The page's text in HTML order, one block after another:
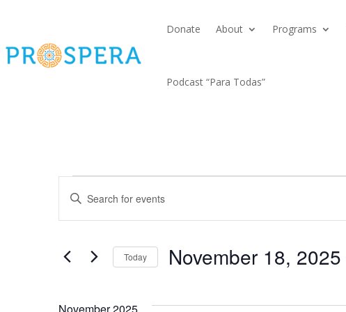
Donate About Programs
Podcast “Para Todas”
Events
Events
Search
and
Enter
for
Today November 18, 2025